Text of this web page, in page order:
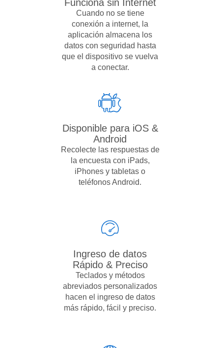
Funciona sin Internet
Cuando no se tiene
conexión a internet, la
aplicación almacena los
datos con seguridad hasta
que el dispositivo se vuelva
a conectar.
Disponible para iOS &
Android
Recolecte las respuestas de
la encuesta con iPads,
iPhones y tabletas o
teléfonos Android.
Ingreso de datos
Rápido & Preciso
Teclados y métodos
abreviados personalizados
hacen el ingreso de datos
más rápido, fácil y preciso.